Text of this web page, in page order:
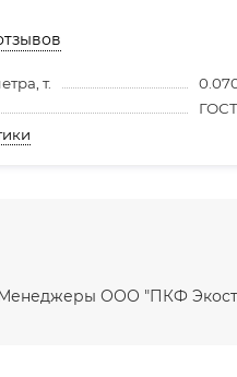
т.
Менеджеры ООО "ПКФ